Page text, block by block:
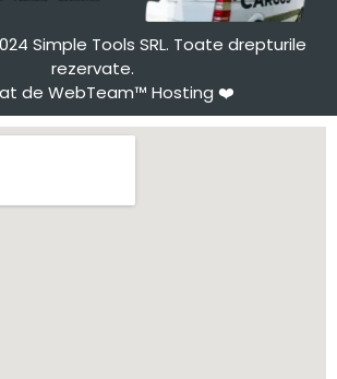
Simple Tools SRL. Toate drepturile
rezervate.
de WebTeam™ Hosting ❤️